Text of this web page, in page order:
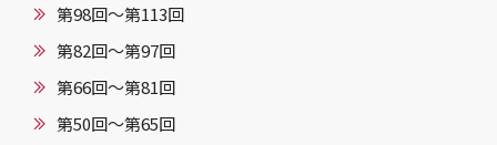
第98回〜第113回
第82回〜第97回
第66回〜第81回
第50回〜第65回